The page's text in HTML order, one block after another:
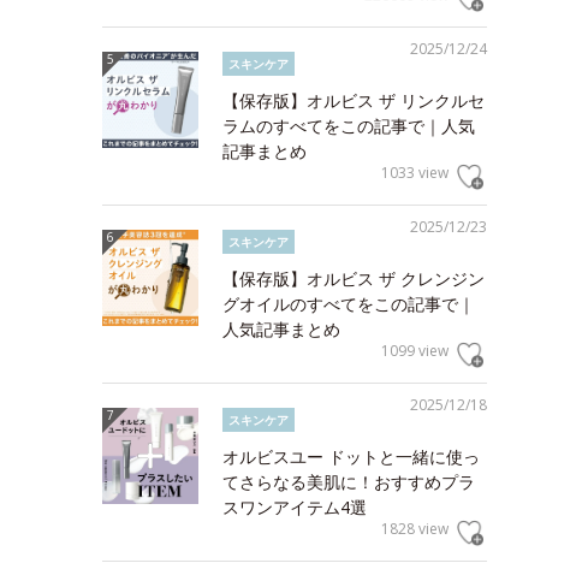
2025/12/24
スキンケア
【保存版】オルビス ザ リンクルセ
ラムのすべてをこの記事で｜人気
記事まとめ
1033 view
2025/12/23
スキンケア
【保存版】オルビス ザ クレンジン
グオイルのすべてをこの記事で｜
人気記事まとめ
1099 view
2025/12/18
スキンケア
オルビスユー ドットと一緒に使っ
てさらなる美肌に！おすすめプラ
スワンアイテム4選
1828 view